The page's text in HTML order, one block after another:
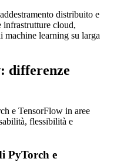
distribuito e
cloud,
machine learning su larga
differenze
e TensorFlow in aree
flessibilità e
PyTorch e